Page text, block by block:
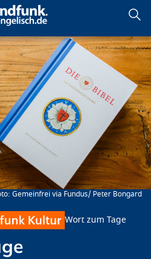
Gemeinfrei via Fundus/ Peter Bongard
Wort zum Tage